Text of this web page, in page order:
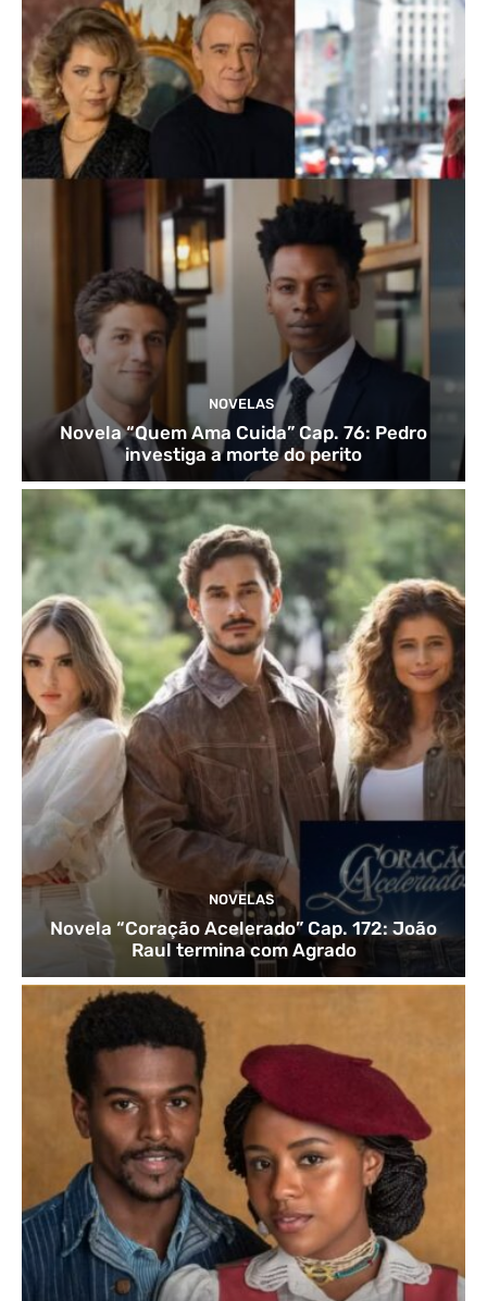
NOVELAS
Novela “Quem Ama Cuida” Cap. 76: Pedro
investiga a morte do perito
NOVELAS
Novela “Coração Acelerado” Cap. 172: João
Raul termina com Agrado